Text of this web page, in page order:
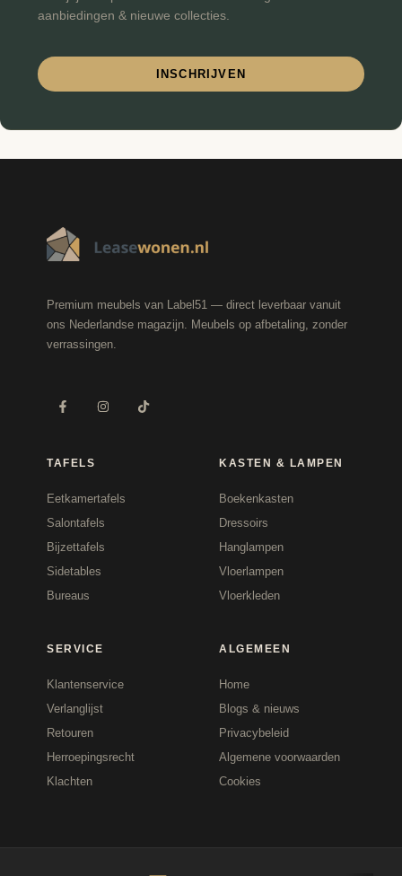
aanbiedingen & nieuwe collecties.
INSCHRIJVEN
Premium meubels van Label51 — direct leverbaar vanuit
ons Nederlandse magazijn. Meubels op afbetaling, zonder
verrassingen.
TAFELS
Eetkamertafels
Salontafels
Bijzettafels
Sidetables
Bureaus
KASTEN & LAMPEN
Boekenkasten
Dressoirs
Hanglampen
Vloerlampen
Vloerkleden
SERVICE
Klantenservice
Verlanglijst
Retouren
Herroepingsrecht
Klachten
ALGEMEEN
Home
Blogs & nieuws
Privacybeleid
Algemene voorwaarden
Cookies